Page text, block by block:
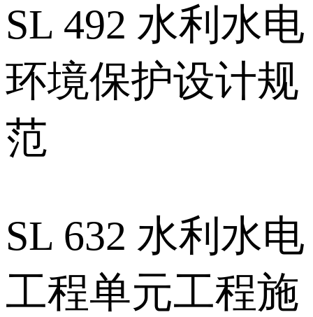
SL 492 水利水电
环境保护设计规
范
SL 632 水利水电
工程单元工程施